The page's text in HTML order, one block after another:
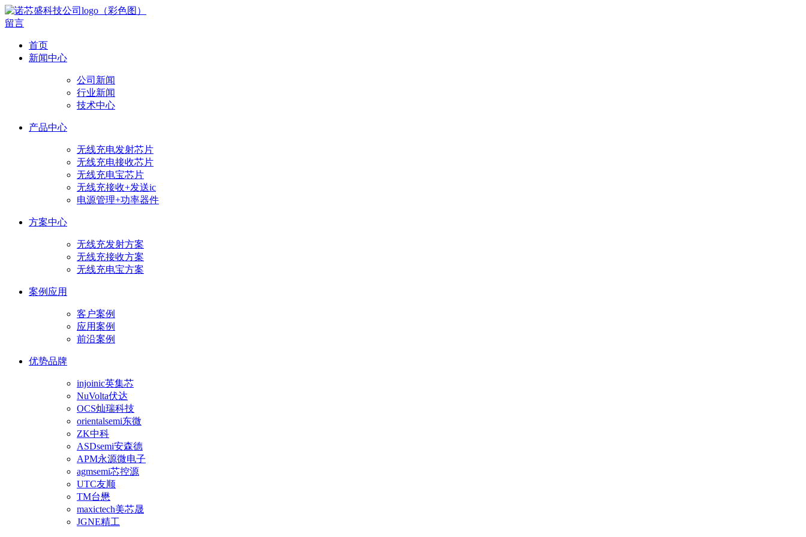
留言
首页
新闻中心
公司新闻
行业新闻
技术中心
产品中心
无线充电发射芯片
无线充电接收芯片
无线充电宝芯片
无线充接收+发送ic
电源管理+功率器件
方案中心
无线充发射方案
无线充接收方案
无线充电宝方案
案例应用
客户案例
应用案例
前沿案例
优势品牌
injoinic英集芯
NuVolta伏达
OCS灿瑞科技
orientalsemi东微
ZK中科
ASDsemi安森德
APM永源微电子
agmsemi芯控源
UTC友顺
TM台懋
maxictech美芯晟
JGNE精工